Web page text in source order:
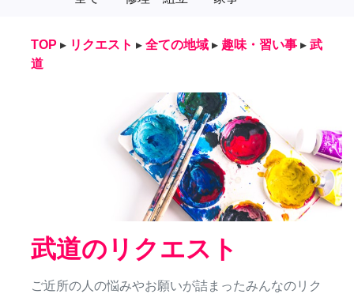
TOP ▸ リクエスト ▸ 全ての地域 ▸ 趣味・習い事 ▸ 武
道
武道のリクエスト
ご近所の人の悩みやお願いが詰まったみんなのリク